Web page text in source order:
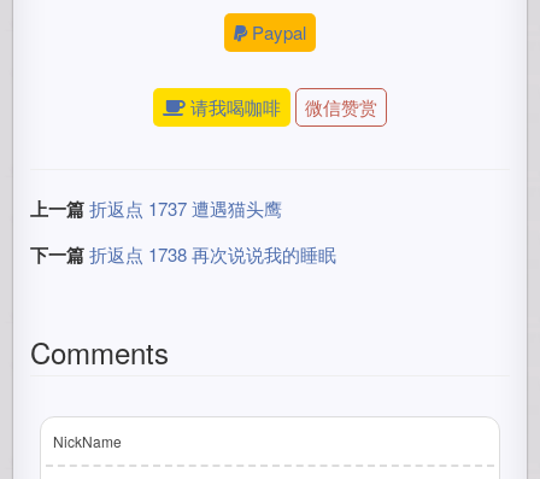
Paypal
请我喝咖啡 微信赞赏
上一篇 折返点 1737 遭遇猫头鹰
下一篇 折返点 1738 再次说说我的睡眠
Comments
NickName